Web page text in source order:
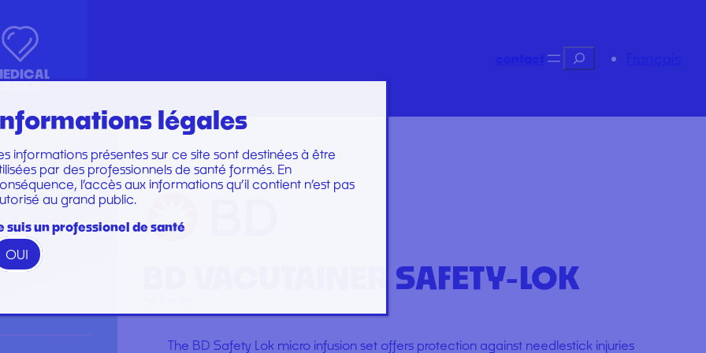
INSTRUMENTS
AND TIP
Marques
SECTOR
PERFUSION SET
CARE SET
SUTURE SET
CARE AND DRESSINGS
STERILIZATION
Marques
Recherche
BD VACUTAINER SAFETY-LOK
The BD Safety Lok micro infusion set offers protection against needlestick injuries
légales
informations présentes sur ce site sont destinées à être
par des professionnels de santé formés. En
l’accès aux informations qu’il contient n’est pas
au grand public.
suis un professionel de santé
OUI